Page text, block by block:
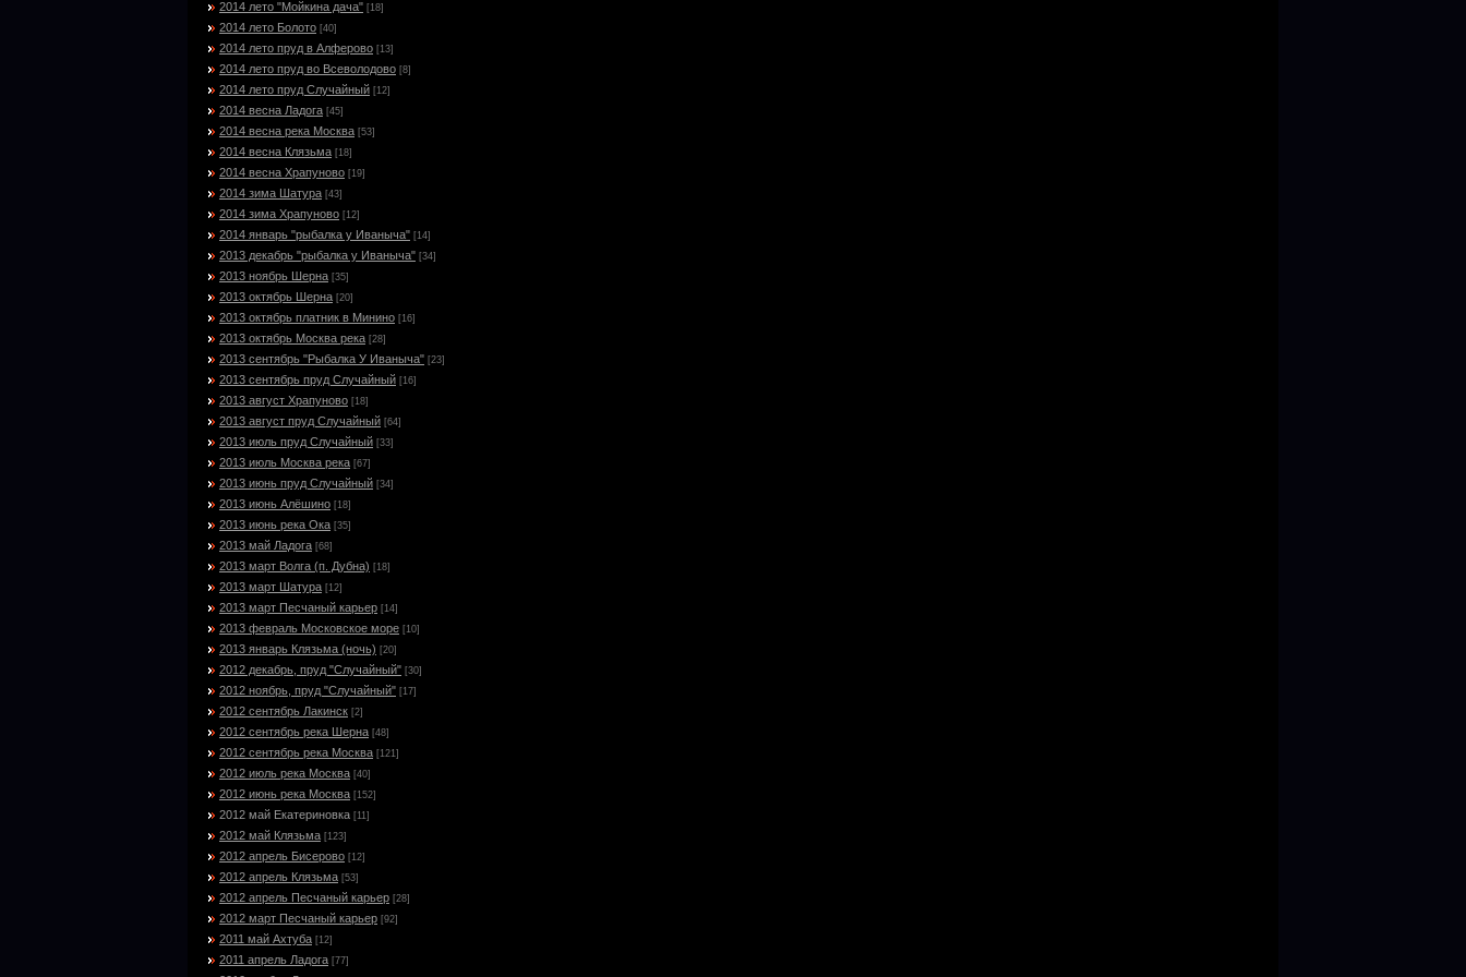
2014 лето "Мойкина дача" [18]
2014 лето Болото [40]
2014 лето пруд в Алферово [13]
2014 лето пруд во Всеволодово [8]
2014 лето пруд Случайный [12]
2014 весна Ладога [45]
2014 весна река Москва [53]
2014 весна Клязьма [18]
2014 весна Храпуново [19]
2014 зима Шатура [43]
2014 зима Храпуново [12]
2014 январь "рыбалка у Иваныча" [14]
2013 декабрь "рыбалка у Иваныча" [34]
2013 ноябрь Шерна [35]
2013 октябрь Шерна [20]
2013 октябрь платник в Минино [16]
2013 октябрь Москва река [28]
2013 сентябрь "Рыбалка У Иваныча" [23]
2013 сентябрь пруд Случайный [16]
2013 август Храпуново [18]
2013 август пруд Случайный [64]
2013 июль пруд Случайный [33]
2013 июль Москва река [67]
2013 июнь пруд Случайный [34]
2013 июнь Алёшино [18]
2013 июнь река Ока [35]
2013 май Ладога [68]
2013 март Волга (п. Дубна) [18]
2013 март Шатура [12]
2013 март Песчаный карьер [14]
2013 февраль Московское море [10]
2013 январь Клязьма (ночь) [20]
2012 декабрь, пруд "Случайный" [30]
2012 ноябрь, пруд "Случайный" [17]
2012 сентябрь Лакинск [2]
2012 сентябрь река Шерна [48]
2012 сентябрь река Москва [121]
2012 июль река Москва [40]
2012 июнь река Москва [152]
2012 май Екатериновка [11]
2012 май Клязьма [123]
2012 апрель Бисерово [12]
2012 апрель Клязьма [53]
2012 апрель Песчаный карьер [28]
2012 март Песчаный карьер [92]
2011 май Ахтуба [12]
2011 апрель Ладога [77]